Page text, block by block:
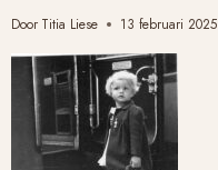
Door Titia Liese 13 februari 2025